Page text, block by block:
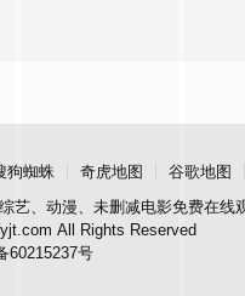
狗蜘蛛 奇虎地图 谷歌地图
艺、动漫、未删减电影免费在线
All Rights Reserved
60215237号